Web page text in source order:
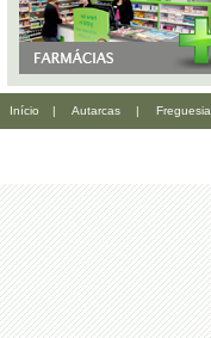
Início | Autarcas | Freguesia